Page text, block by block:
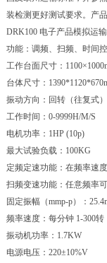
装检测更好测试要求。产
DRK100 电子产品模拟运
功能：调频、扫频、时间
工作台面尺寸：
台体尺寸：
振动方向：回转（往复式）
工作时间：0-9999H/M/S
电机功率：1HP (10p)
最大试验负载：100KG
定频定速功能：在频率速
扫频变速功能：任意频率
固定振幅（mmp-p）：
频率速度：每分钟 1-300转
振动机功率：1.7KW
电源电压：220±10%V